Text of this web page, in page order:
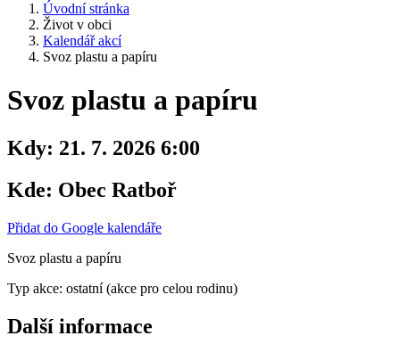
Úvodní stránka
Život v obci
Kalendář akcí
Svoz plastu a papíru
Svoz plastu a papíru
Kdy: 21. 7. 2026 6:00
Kde: Obec Ratboř
Přidat do Google kalendáře
Svoz plastu a papíru
Typ akce: ostatní (akce pro celou rodinu)
Další informace